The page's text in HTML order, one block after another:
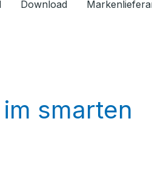
Download
smarten